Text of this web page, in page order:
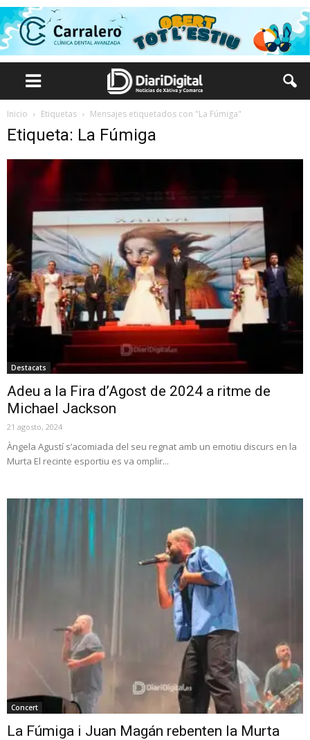
Inicio Etiquetas Mensajes etiquetados con "La Fúmiga"
Etiqueta: La Fúmiga
Destacats
Adeu a la Fira d’Agost de 2024 a ritme de
Michael Jackson
21 agosto, 2024
Àngela Agustí s’acomiada del seu regnat amb un emotiu discurs en la
Murta El recinte esportiu es va omplir...
Concert
La Fúmiga i Juan Magán rebenten la Murta